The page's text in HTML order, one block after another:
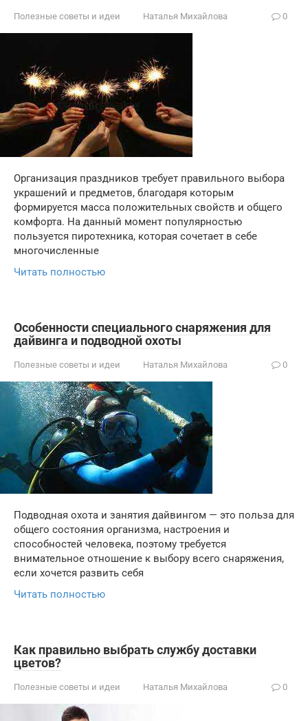
Полезные советы и идеи Наталья Михайлова 0
Организация праздников требует правильного выбора
украшений и предметов, благодаря которым
формируется масса положительных свойств и общего
комфорта. На данный момент популярностью
пользуется пиротехника, которая сочетает в себе
многочисленные
Читать полностью
Особенности специального снаряжения для
дайвинга и подводной охоты
Полезные советы и идеи Наталья Михайлова 0
Подводная охота и занятия дайвингом — это польза для
общего состояния организма, настроения и
способностей человека, поэтому требуется
внимательное отношение к выбору всего снаряжения,
если хочется развить себя
Читать полностью
Как правильно выбрать службу доставки
цветов?
Полезные советы и идеи Наталья Михайлова 0